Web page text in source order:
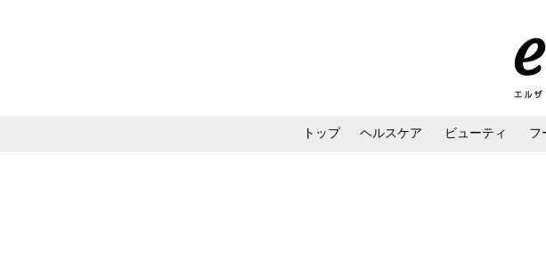
トップ ヘルスケア ビューティ フ